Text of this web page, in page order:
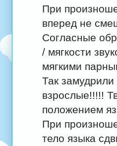
При
вперед не
Согласные
/ мягкости
мягкими
Так
взрослые!!!!!
положением
При
тело языка